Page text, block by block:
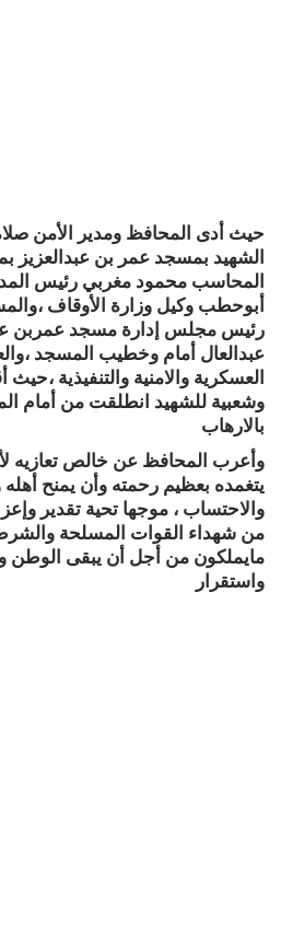
حيث أدى المحافظ ومدير الأمن
الشهيد بمسجد عمر بن عبدالعزيز
المحاسب محمود مغربي رئيس
أبوحطب وكيل وزارة الأوقاف
رئيس مجلس إدارة مسجد عمربن
عبدالعال أمام وخطيب المسجد
العسكرية والامنية والتنفيذية
وشعبية للشهيد انطلقت من أمام
بالارهاب
وأعرب المحافظ عن خالص تعازيه
يتغمده بعظيم رحمته وأن يمنح أهله
والاحتساب ، موجها تحية تقدير
من شهداء القوات المسلحة
مايملكون من أجل أن يبقى الوطن
واستقرار